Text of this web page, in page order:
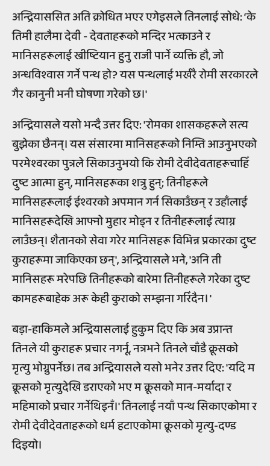
अन्द्रियाससित अति क्रोधित भएर एगेइसले तिनलाई सोधे: ‘के
तिमी हालैमा देवी - देवताहरूको मन्दिर भत्काउने र
मानिसहरूलाई ख्रीष्टियान हुनु राजी पार्ने व्यक्ति हौ, जो
अन्धविश्वास गर्ने पन्थ हो? यस पन्थलाई भर्खरै रोमी सरकारले
गैर कानुनी भनी घोषणा गरेको छ।'
अन्द्रियासले यसो भन्दै उत्तर दिए: 'रोमका शासकहरूले सत्य
बुझेका छैनन्। यस संसारमा मानिसहरूको निम्ति आउनुभएको
परमेश्वरका पुत्रले सिकाउनुभयो कि रोमी देवीदेवताहरूचाहिँ
दुष्ट आत्मा हुन्, मानिसहरूका शत्रु हुन्; तिनीहरूले
मानिसहरूलाई ईश्वरको अपमान गर्न सिकाउँछन् र उहाँलाई
मानिसहरूदेखि आफ्नो मुहार मोड्न र तिनीहरूलाई त्याग्न
लाउँछन्। शैतानको सेवा गरेर मानिसहरू विभिन्न प्रकारका दुष्ट
कुराहरूमा जाकिएका छन्', अन्द्रियासले भने, 'अनि ती
मानिसहरू मरेपछि तिनीहरूको बारेमा तिनीहरूले गरेका दुष्ट
कामहरूबाहेक अरू केही कुराको सम्झना गरिँदैन। '
बड़ा-हाकिमले अन्द्रियासलाई हुकुम दिए कि अब उप्रान्त
तिनले यी कुराहरू प्रचार नगर्नू, नत्रभने तिनले चाँडै क्रूसको
मृत्यु भोग्नुपर्नेछ। तब अन्द्रियासले यसो भनेर उत्तर दिए: 'यदि म
क्रूसको मृत्युदेखि डराएको भए म क्रूसको मान-मर्यादा र
महिमाको प्रचार गर्नेथिइनँ।' तिनलाई नयाँ पन्थ सिकाएकोमा र
रोमी देवीदेवताहरूको धर्म हटाएकोमा क्रूसको मृत्यु-दण्ड
दिइयो।